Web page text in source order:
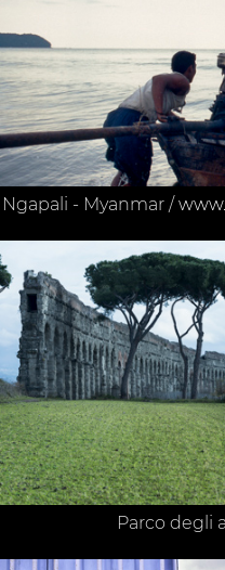
Ngapali - Myanmar /
Parco degli